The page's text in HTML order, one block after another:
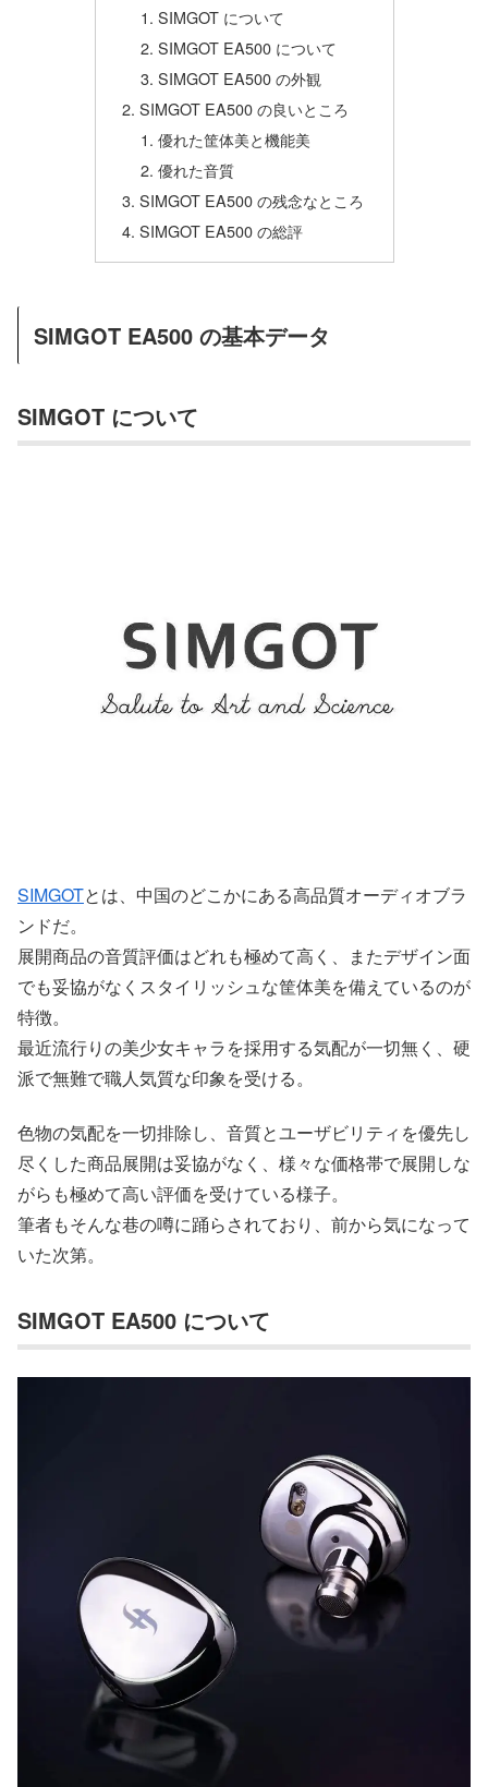
SIMGOT について
SIMGOT EA500 について
SIMGOT EA500 の外観
SIMGOT EA500 の良いところ
優れた筐体美と機能美
優れた音質
SIMGOT EA500 の残念なところ
SIMGOT EA500 の総評
SIMGOT EA500 の基本データ
SIMGOT について
SIMGOTとは、中国のどこかにある高品質オーディオブラ
ンドだ。
展開商品の音質評価はどれも極めて高く、またデザイン面
でも妥協がなくスタイリッシュな筐体美を備えているのが
特徴。
最近流行りの美少女キャラを採用する気配が一切無く、硬
派で無難で職人気質な印象を受ける。
色物の気配を一切排除し、音質とユーザビリティを優先し
尽くした商品展開は妥協がなく、様々な価格帯で展開しな
がらも極めて高い評価を受けている様子。
筆者もそんな巷の噂に踊らされており、前から気になって
いた次第。
SIMGOT EA500 について